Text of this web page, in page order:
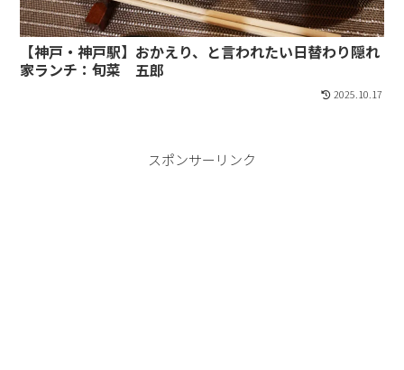
【神戸・神戸駅】おかえり、と言われたい日替わり隠れ
家ランチ：旬菜 五郎
2025.10.17
スポンサーリンク